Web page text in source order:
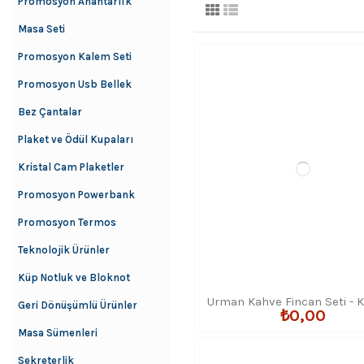
Rüya, Öykü, Hilal ve Efsun
6'lı Fincan Takımları ve Tam
de yurt dışı misafirler için
kimliğinizi yansıtır.
Urman Kahve Fincan Seti -
₺0,00
Masa Seti
Promosyon Kalem Seti
Promosyon Usb Bellek
Bez Çantalar
Plaket ve Ödül Kupaları
Kristal Cam Plaketler
Promosyon Powerbank
Promosyon Termos
Teknolojik Ürünler
Küp Notluk ve Bloknot
Geri Dönüşümlü Ürünler
Masa Sümenleri
Sekreterlik